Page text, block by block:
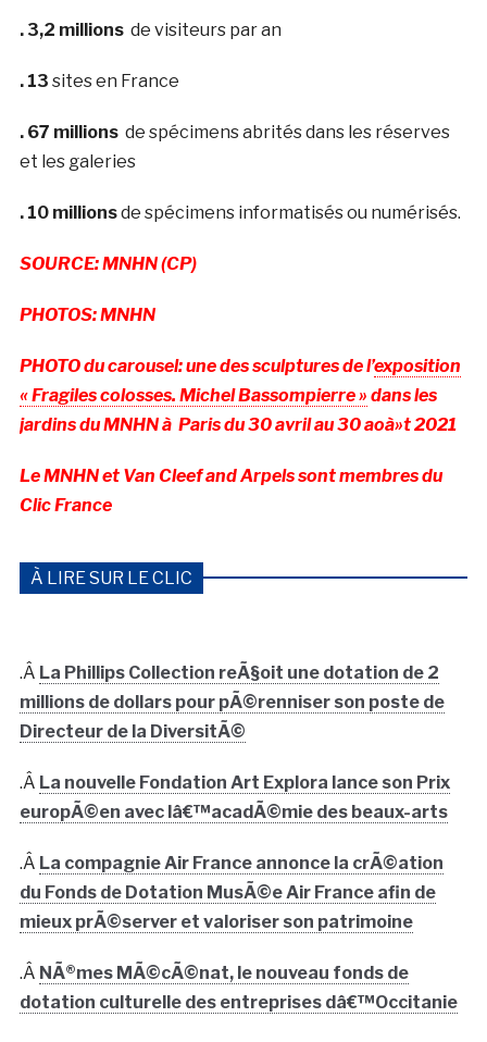
. 3,2 millionsde visiteurs par an
. 13 sites en France
. 67 millionsde spécimens abrités dans les réserves
et les galeries
. 10 millionsde spécimens informatisés ou numérisés.
SOURCE: MNHN (CP)
PHOTOS: MNHN
PHOTO du carousel: une des sculptures de l’exposition
« Fragiles colosses. Michel Bassompierre » dans les
jardins du MNHN à Paris du 30 avril au 30 aoà»t 2021
Le MNHN et Van Cleef and Arpels sont membres du
Clic France
À LIRE SUR LE CLIC
.Â La Phillips Collection reÃ§oit une dotation de 2
millions de dollars pour pÃ©renniser son poste de
Directeur de la DiversitÃ©
.Â La nouvelle Fondation Art Explora lance son Prix
europÃ©en avec lâ€™acadÃ©mie des beaux-arts
.Â La compagnie Air France annonce la crÃ©ation
du Fonds de Dotation MusÃ©e Air France afin de
mieux prÃ©server et valoriser son patrimoine
.Â NÃ®mes MÃ©cÃ©nat, le nouveau fonds de
dotation culturelle des entreprises dâ€™Occitanie